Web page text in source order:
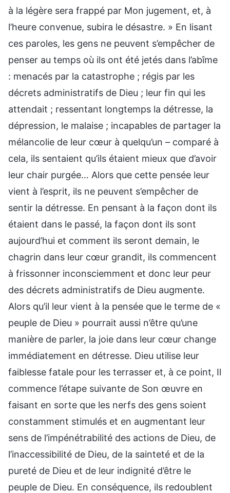
à la légère sera frappé par Mon jugement, et, à
l’heure convenue, subira le désastre. » En lisant
ces paroles, les gens ne peuvent s’empêcher de
penser au temps où ils ont été jetés dans l’abîme
: menacés par la catastrophe ; régis par les
décrets administratifs de Dieu ; leur fin qui les
attendait ; ressentant longtemps la détresse, la
dépression, le malaise ; incapables de partager la
mélancolie de leur cœur à quelqu’un – comparé à
cela, ils sentaient qu’ils étaient mieux que d’avoir
leur chair purgée… Alors que cette pensée leur
vient à l’esprit, ils ne peuvent s’empêcher de
sentir la détresse. En pensant à la façon dont ils
étaient dans le passé, la façon dont ils sont
aujourd’hui et comment ils seront demain, le
chagrin dans leur cœur grandit, ils commencent
à frissonner inconsciemment et donc leur peur
des décrets administratifs de Dieu augmente.
Alors qu’il leur vient à la pensée que le terme de «
peuple de Dieu » pourrait aussi n’être qu’une
manière de parler, la joie dans leur cœur change
immédiatement en détresse. Dieu utilise leur
faiblesse fatale pour les terrasser et, à ce point, Il
commence l’étape suivante de Son œuvre en
faisant en sorte que les nerfs des gens soient
constamment stimulés et en augmentant leur
sens de l’impénétrabilité des actions de Dieu, de
l’inaccessibilité de Dieu, de la sainteté et de la
pureté de Dieu et de leur indignité d’être le
peuple de Dieu. En conséquence, ils redoublent